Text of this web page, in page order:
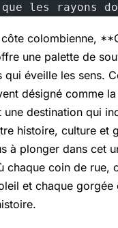
les rayons
colombienne,
une palette de
qui éveille les sens.
désigné comme la
une destination qui
histoire, culture et
à plonger dans cet
chaque coin de rue,
et chaque gorgée